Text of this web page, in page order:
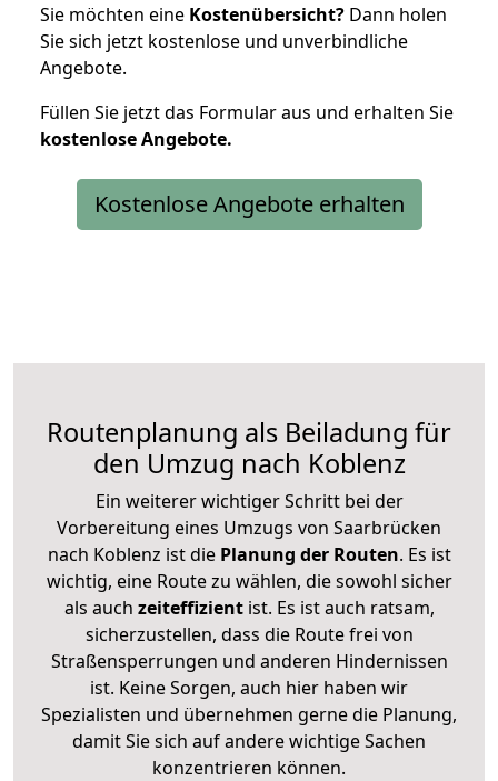
Sie möchten eine Kostenübersicht? Dann holen
Sie sich jetzt kostenlose und unverbindliche
Angebote.
Füllen Sie jetzt das Formular aus und erhalten Sie
kostenloseAngebote.
Kostenlose Angebote erhalten
Routenplanung als Beiladung für
den Umzug nach Koblenz
Ein weiterer wichtiger Schritt bei der
Vorbereitung eines Umzugs von Saarbrücken
nach Koblenz ist diePlanung der Routen. Es ist
wichtig, eine Route zu wählen, die sowohl sicher
als auch zeiteffizientist. Es ist auch ratsam,
sicherzustellen, dass die Route frei von
Straßensperrungen und anderen Hindernissen
ist. Keine Sorgen, auch hier haben wir
Spezialisten und übernehmen gerne die Planung,
damit Sie sich auf andere wichtige Sachen
konzentrieren können.